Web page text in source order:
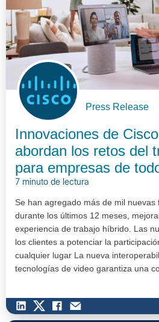
Press Release
Innovaciones de
abordan los retos del
para empresas de
7 minuto de lectura
Se han agregado más de mil nuevas
durante los últimos 12 meses,
experiencia de trabajo híbrido. Las
los clientes a potenciar la
cualquier lugar La nueva
tecnologías de video garantiza una